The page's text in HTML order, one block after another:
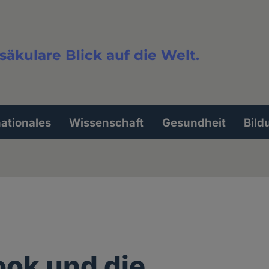
Blick auf die Welt.
Wissenschaft Gesundheit